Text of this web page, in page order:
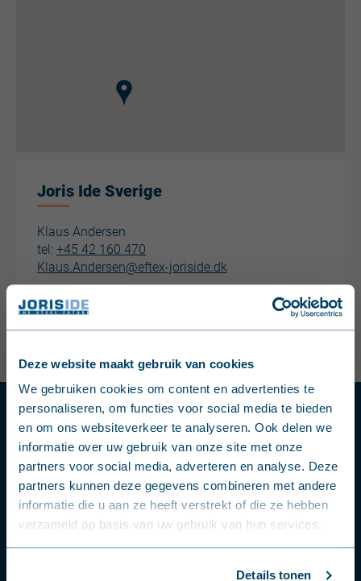
Deze website maakt gebruik van cookies
We gebruiken cookies om content en advertenties te
personaliseren, om functies voor social media te bieden
en om ons websiteverkeer te analyseren. Ook delen we
informatie over uw gebruik van onze site met onze
partners voor social media, adverteren en analyse. Deze
partners kunnen deze gegevens combineren met andere
informatie die u aan ze heeft verstrekt of die ze hebben
verzameld op basis van uw gebruik van hun services.
Details tonen
English (United Kingdom)
Nederlands (België)
Français (Belgique)
Nederlands (Nederland)
Deutsch (Deutschland)
Joris Ide Sverige
Klaus Andersen
tel: +45 42 160 470
Klaus.Andersen@eftex-joriside.dk
HI-Park 411, Hammerum
7400 Herning
+45 86 66 20 00
Frågor eller problem?
Kontakta en säljare eller produktexpert.
Kontakta en expert
Följ oss